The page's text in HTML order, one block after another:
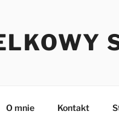
O mnie Kontakt